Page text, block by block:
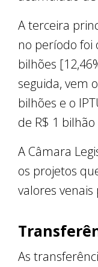
A terceira
no período foi
bilhões
seguida, vem
bilhões e o
de R$ 1
A Câmara
os projetos
valores venais
As